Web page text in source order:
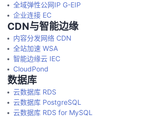
全域弹性公网IP G-EIP
企业连接 EC
CDN与智能边缘
内容分发网络 CDN
全站加速 WSA
智能边缘云 IEC
CloudPond
数据库
云数据库 RDS
云数据库 PostgreSQL
云数据库 RDS for MySQL